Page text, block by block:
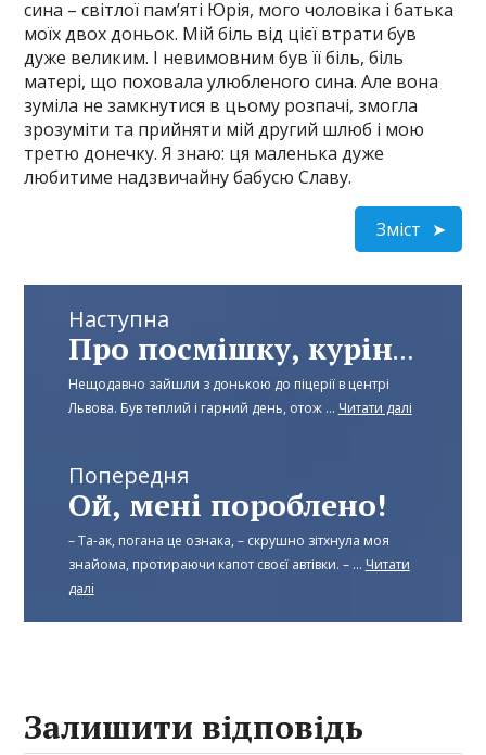
сина – світлої пам’яті Юрія, мого чоловіка і батька
моїх двох доньок. Мій біль від цієї втрати був
дуже великим. І невимовним був її біль, біль
матері, що поховала улюбленого сина. Але вона
зуміла не замкнутися в цьому розпачі, змогла
зрозуміти та прийняти мій другий шлюб і мою
третю донечку. Я знаю: ця маленька дуже
любитиме надзвичайну бабусю Славу.
Зміст
Наступна
Про посмішку, куріння і зарплату
Нещодавно зайшли з донькою до піцерії в центрі
Львова. Був теплий і гарний день, отож ... Читати далі
Попередня
Ой, мені пороблено!
– Та-ак, погана це ознака, – скрушно зітхнула моя
знайома, протираючи капот своєї автівки. – ... Читати
далі
Залишити відповідь